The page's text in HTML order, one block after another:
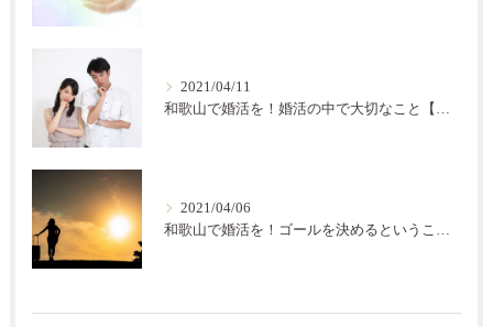
2021/04/11
和歌山で婚活を！婚活の中で大切なこと【結の会】
2021/04/06
和歌山で婚活を！ゴールを決めるということ【結の会】